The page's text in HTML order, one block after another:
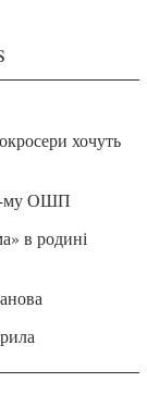
хочуть
му ОШП
в родині